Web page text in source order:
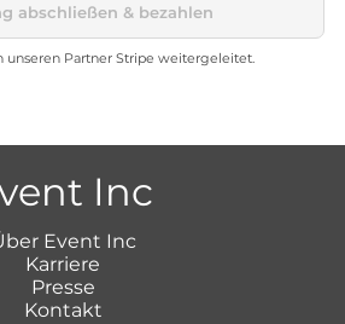
abschließen & bezahlen
unseren Partner Stripe weitergeleitet.
Inc
Event Inc
Karriere
Presse
Kontakt